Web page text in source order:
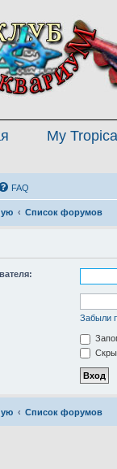
My
FAQ
Список форумов
Забыли
Список форумов